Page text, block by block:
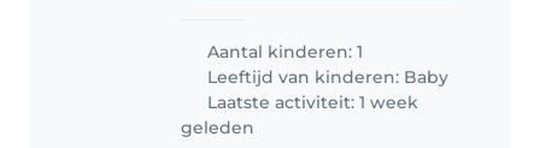
Aantal kinderen: 1
Leeftijd van kinderen: Baby
Laatste activiteit: 1 week
geleden